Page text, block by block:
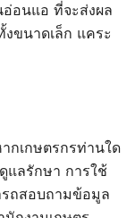
อนแอ ที่จะส่งผล
ขนาดเล็ก แคระ
กเกษตรกรท่านใด
แลรักษา การใช้
รถสอบถามข้อมูล